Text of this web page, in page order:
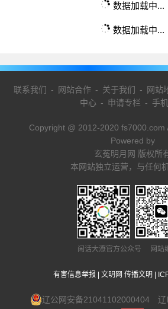
数据加载中...
数据加载中...
联系我们 - 网站合作- 关于我们 - 网站
中心 - 申请专栏 - 手
Copyright @ 2012-2020 fs7000.com
Powered by
玄菟明月网 版权所
本网站独立运营，与任何
闲话大潦官方公众号 网
有害信息举报 文明网 传播文明
辽公网安备21041102000404 辽